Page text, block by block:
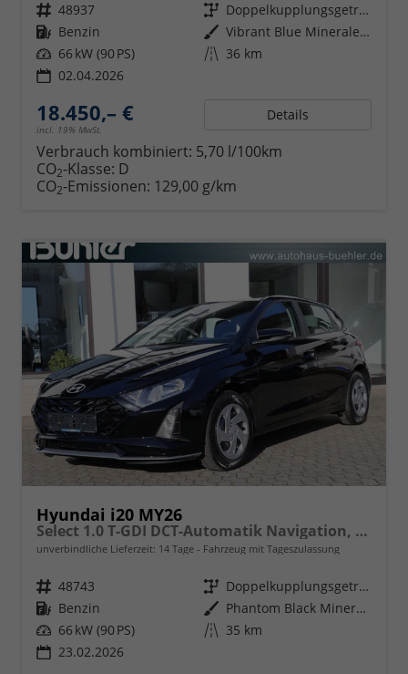
Fahrzeugnr. 48937 Getriebe
Doppelkupplungsgetriebe (DSG)
Kraftstoff Benzin Außenfarbe
Vibrant Blue Mineraleffekt
Leistung 66 kW (90 PS) Kilometerstand 36 km
02.04.2026
18.450,– €
incl. 19% MwSt.
Details
Verbrauch kombiniert: 5,70 l/100km
CO2-Klasse: D
CO2-Emissionen: 129,00 g/km
Hyundai i20 MY26
Select 1.0 T-GDI DCT-Automatik Navigation, Android Auto, Apple Carplay
unverbindliche Lieferzeit: 14 Tage Fahrzeug mit Tageszulassung
Fahrzeugnr. 48743 Getriebe
Doppelkupplungsgetriebe (DSG)
Kraftstoff Benzin Außenfarbe
Phantom Black Mineraleffekt
Leistung 66 kW (90 PS) Kilometerstand 35 km
23.02.2026